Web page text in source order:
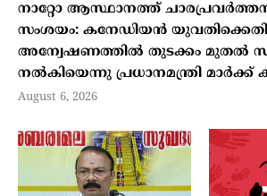
നാറ്റോ ആസ്ഥാനത്ത്
സംശയം: കനേഡിയന്‍
അന്വേഷണത്തില്‍ തുടക്കം മുതല്‍
നല്‍കിയെന്നു പ്രധാനമന്ത്രി മാര്‍ക്ക്
August 6, 2026